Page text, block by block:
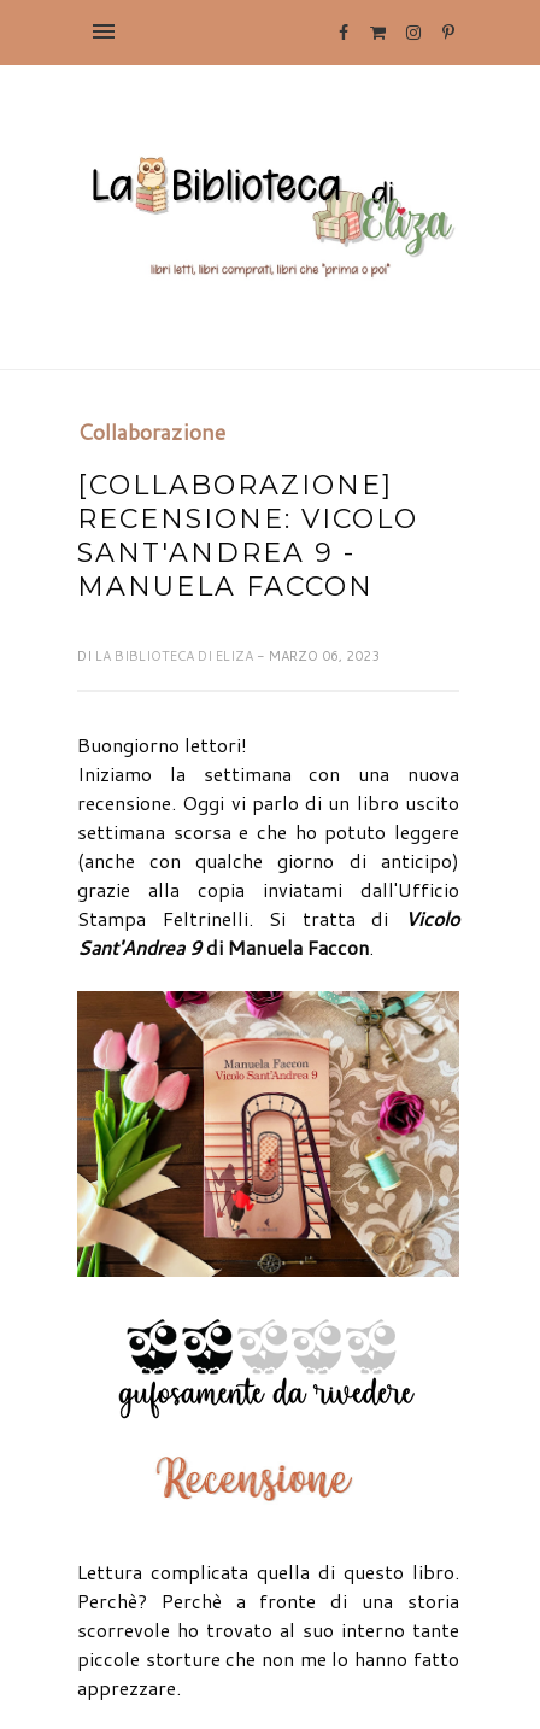
Collaborazione
[COLLABORAZIONE]
RECENSIONE: VICOLO
SANT'ANDREA 9 -
MANUELA FACCON
DI LA BIBLIOTECA DI ELIZA - MARZO 06, 2023
Buongiorno lettori!
Iniziamo la settimana con una nuova
recensione. Oggi vi parlo di un libro uscito
settimana scorsa e che ho potuto leggere
(anche con qualche giorno di anticipo)
grazie alla copia inviatami dall'Ufficio
Stampa Feltrinelli. Si tratta di
Vicolo
Sant'Andrea 9di Manuela Faccon.
Lettura complicata quella di questo libro.
Perchè? Perchè a fronte di una storia
scorrevole ho trovato al suo interno tante
piccole storture che non me lo hanno fatto
apprezzare.